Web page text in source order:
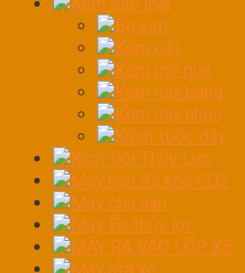
Bộ kìm
Kềm cắt
Kềm mỏ quạ
Kềm mũi bằng
Kềm mũi nhọn
Kiềm tuốc dây
Kích Đội Thủy Lực
Máy bắn đá khô CO2
Máy chà sàn
Máy Ép thủy lực
MÁY RA VÀO LỐP XE